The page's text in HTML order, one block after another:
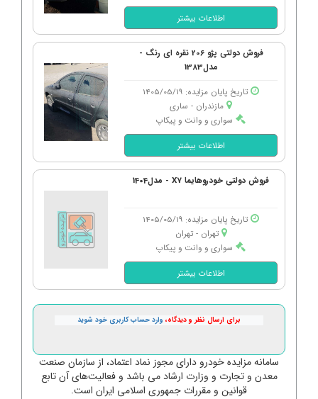
اطلاعات بیشتر
فروش دولتی پژو 206 نقره ای رنگ -
مدل1383
تاریخ پایان مزایده: 1405/05/19
مازندران - ساری
سواری و وانت و پیکاپ
اطلاعات بیشتر
فروش دولتی خودروهایما X7 - مدل1404
تاریخ پایان مزایده: 1405/05/19
تهران - تهران
سواری و وانت و پیکاپ
اطلاعات بیشتر
برای ارسال نظر و دیدگاه، وارد حساب کاربری خود شوید
سامانه مزایده خودرو دارای مجوز نماد اعتماد، از سازمان صنعت
معدن و تجارت و وزارت ارشاد می باشد و فعالیت‌های آن تابع
قوانین و مقررات جمهوری اسلامی ایران است.